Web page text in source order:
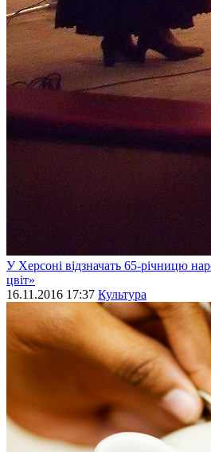
У Херсоні відзначать 65-річницю
цвіт»
16.11.2016 17:37 Культура